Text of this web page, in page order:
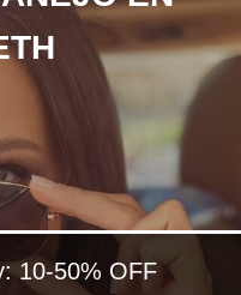
10-50% OFF